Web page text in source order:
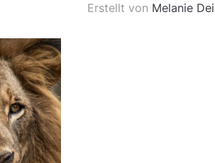
Erstellt von Melanie